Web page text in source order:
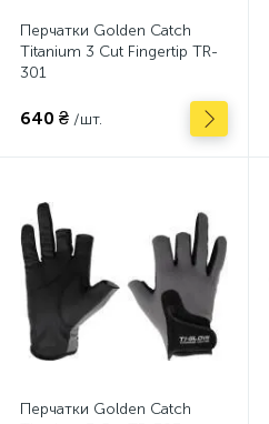
Перчатки Golden Catch
Titanium 3 Cut Fingertip TR-
301
640 ₴ /шт.
Перчатки Golden Catch